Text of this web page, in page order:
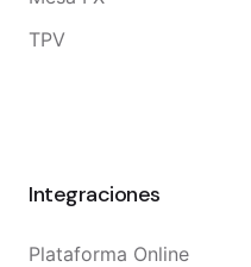
TPV
Integraciones
Plataforma Online